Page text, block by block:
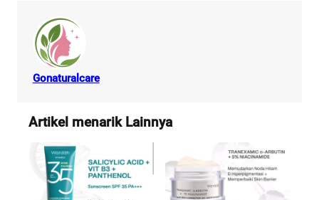
Gonaturalcare
Artikel menarik Lainnya